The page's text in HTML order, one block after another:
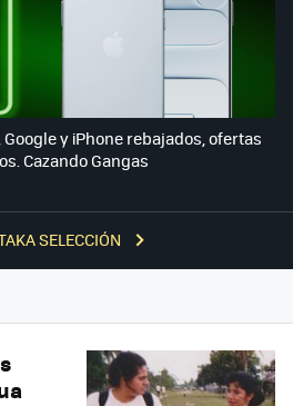
SELECCIÓN
y iPhone rebajados, ofertas
Cazando Gangas